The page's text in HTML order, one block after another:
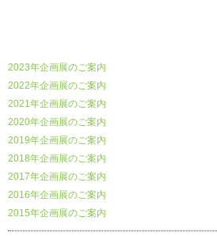
2023年企画展のご案内
2022年企画展のご案内
2021年企画展のご案内
2020年企画展のご案内
2019年企画展のご案内
2018年企画展のご案内
2017年企画展のご案内
2016年企画展のご案内
2015年企画展のご案内